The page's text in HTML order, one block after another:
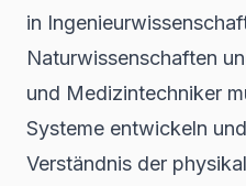
in
Naturwissenschaften
und Medizintechniker
Systeme entwickeln
Verständnis der